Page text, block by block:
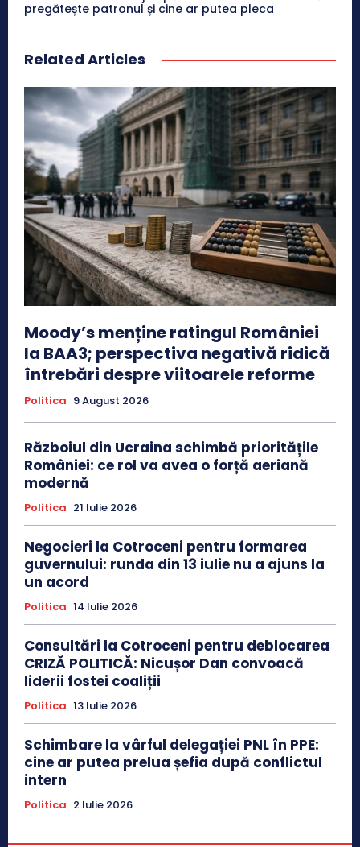
pregătește patronul și cine ar putea pleca
Related Articles
Moody’s menține ratingul României
la BAA3; perspectiva negativă ridică
întrebări despre viitoarele reforme
Politica 9 August 2026
Războiul din Ucraina schimbă prioritățile
României: ce rol va avea o forță aeriană
modernă
Politica 21 Iulie 2026
Negocieri la Cotroceni pentru formarea
guvernului: runda din 13 iulie nu a ajuns la
un acord
Politica 14 Iulie 2026
Consultări la Cotroceni pentru deblocarea
CRIZĂ POLITICĂ: Nicușor Dan convoacă
liderii fostei coaliții
Politica 13 Iulie 2026
Schimbare la vârful delegației PNL în PPE:
cine ar putea prelua șefia după conflictul
intern
Politica 2 Iulie 2026